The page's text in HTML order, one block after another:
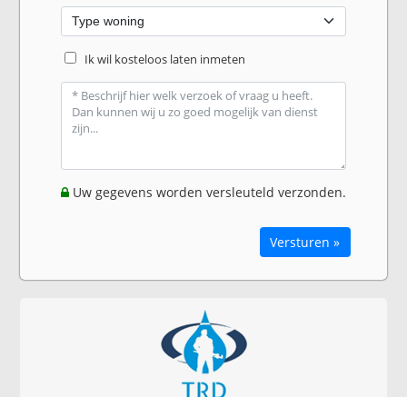
Ik wil kosteloos laten inmeten
Uw gegevens worden versleuteld verzonden.
Versturen »